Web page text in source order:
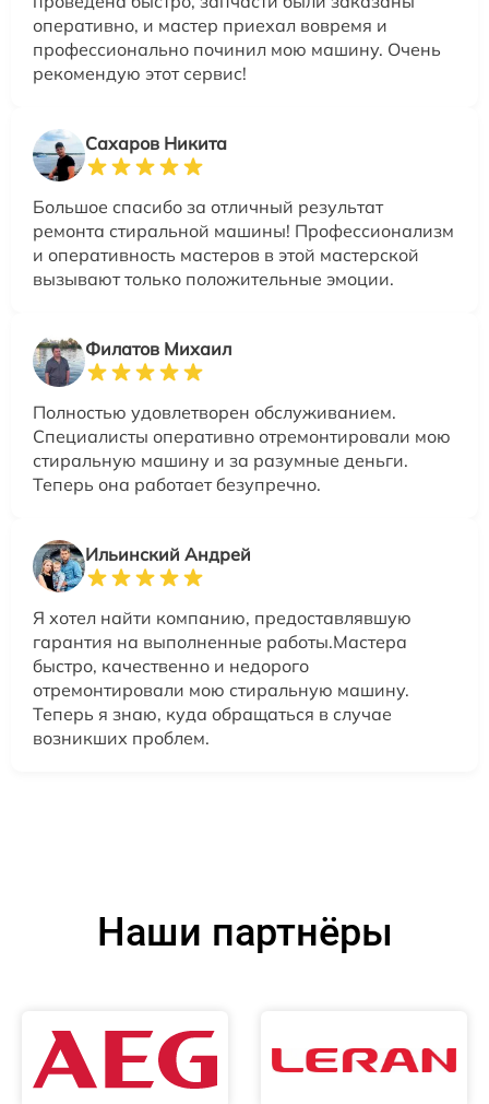
оперативно, и мастер приехал вовремя и
профессионально починил мою машину. Очень
рекомендую этот сервис!
Сахаров Никита
Большое спасибо за отличный результат
ремонта стиральной машины! Профессионализм
и оперативность мастеров в этой мастерской
вызывают только положительные эмоции.
Филатов Михаил
Полностью удовлетворен обслуживанием.
Специалисты оперативно отремонтировали мою
стиральную машину и за разумные деньги.
Теперь она работает безупречно.
Ильинский Андрей
Я хотел найти компанию, предоставлявшую
гарантия на выполненные работы.Мастера
быстро, качественно и недорого
отремонтировали мою стиральную машину.
Теперь я знаю, куда обращаться в случае
возникших проблем.
Наши партнёры